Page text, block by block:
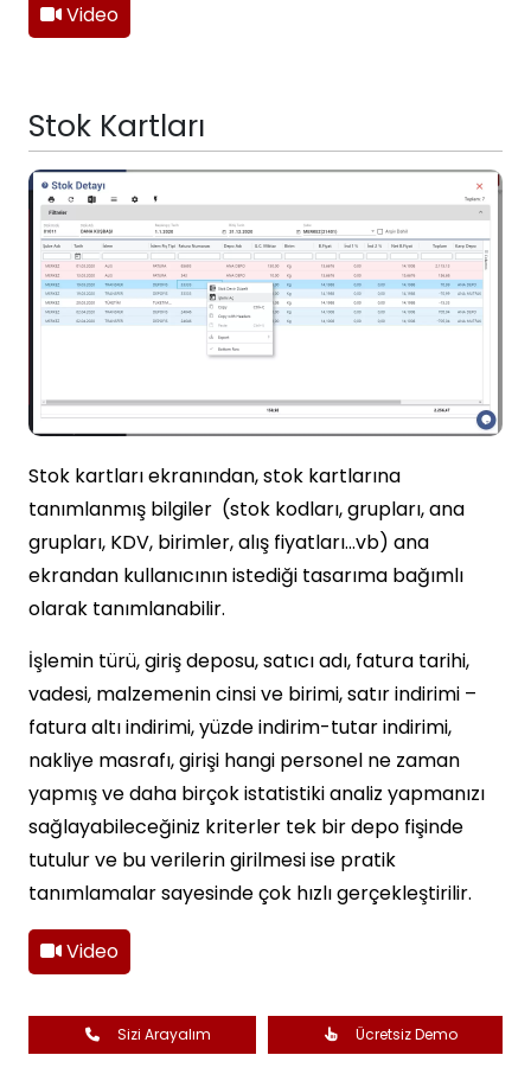
Video
Stok Kartları
Stok kartları ekranından, stok kartlarına
tanımlanmış bilgiler (stok kodları, grupları, ana
grupları, KDV, birimler, alış fiyatları…vb) ana
ekrandan kullanıcının istediği tasarıma bağımlı
olarak tanımlanabilir.
İşlemin türü, giriş deposu, satıcı adı, fatura tarihi,
vadesi, malzemenin cinsi ve birimi, satır indirimi –
fatura altı indirimi, yüzde indirim-tutar indirimi,
nakliye masrafı, girişi hangi personel ne zaman
yapmış ve daha birçok istatistiki analiz yapmanızı
sağlayabileceğiniz kriterler tek bir depo fişinde
tutulur ve bu verilerin girilmesi ise pratik
tanımlamalar sayesinde çok hızlı gerçekleştirilir.
Video
Sizi Arayalım Ücretsiz Demo